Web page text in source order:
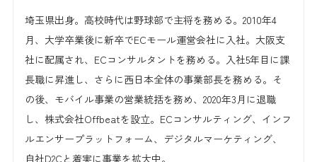
埼玉県出身。高校時代は野球部で主将を務める。2010年4
月、大学卒業後に新卒でECモール運営会社に入社。大阪支
社に配属され、ECコンサルタントを務める。入社5年目に課
長職に昇進し、さらに西日本全体の事業部長を務める。そ
の後、モバイル事業の営業統括を務め、2020年3月に退職
し、株式会社Offbeatを設立。ECコンサルティング、インフ
ルエンサープラットフォーム、デジタルマーケティング、
自社D2Cと着実に事業を拡大中。